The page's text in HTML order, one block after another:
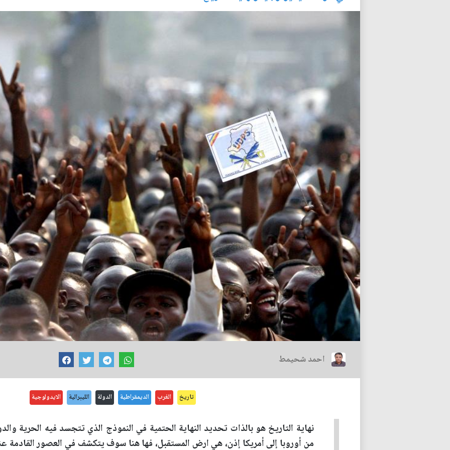
احمد شحيمط
تاريخ الغرب الديمقراطية الدولة الليبرالية الايدولوجية
نهاية التاريخ هو بالذات تحديد النهاية الحتمية في النموذج الذي تتجسد فيه الحرية
من أوروبا إلى أمريكا إذن، هي ارض المستقبل، فها هنا سوف يتكشف في العصور